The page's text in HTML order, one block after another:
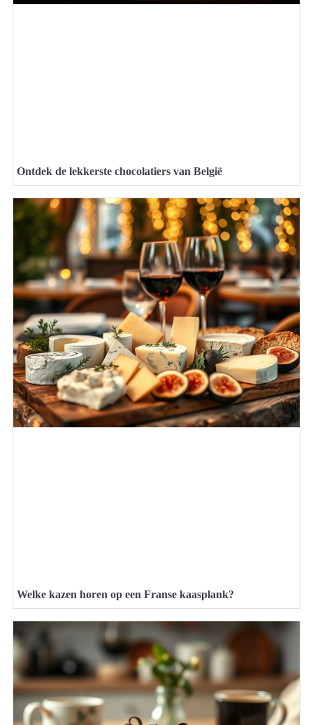
Ontdek de lekkerste chocolatiers van België
Welke kazen horen op een Franse kaasplank?